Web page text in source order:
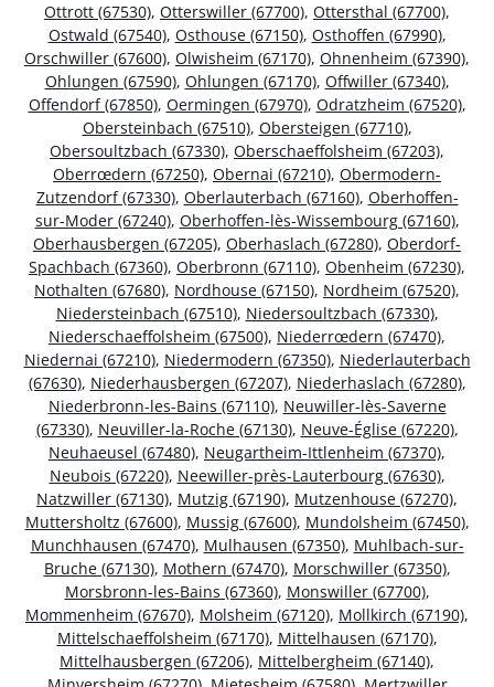
Ottrott (67530), Otterswiller (67700), Ottersthal (67700),
Ostwald (67540), Osthouse (67150), Osthoffen (67990),
Orschwiller (67600), Olwisheim (67170), Ohnenheim (67390),
Ohlungen (67590), Ohlungen (67170), Offwiller (67340),
Offendorf (67850), Oermingen (67970), Odratzheim (67520),
Obersteinbach (67510), Obersteigen (67710),
Obersoultzbach (67330), Oberschaeffolsheim (67203),
Oberrœdern (67250), Obernai (67210), Obermodern-
Zutzendorf (67330), Oberlauterbach (67160), Oberhoffen-
sur-Moder (67240), Oberhoffen-lès-Wissembourg (67160),
Oberhausbergen (67205), Oberhaslach (67280), Oberdorf-
Spachbach (67360), Oberbronn (67110), Obenheim (67230),
Nothalten (67680), Nordhouse (67150), Nordheim (67520),
Niedersteinbach (67510), Niedersoultzbach (67330),
Niederschaeffolsheim (67500), Niederrœdern (67470),
Niedernai (67210), Niedermodern (67350), Niederlauterbach
(67630), Niederhausbergen (67207), Niederhaslach (67280),
Niederbronn-les-Bains (67110), Neuwiller-lès-Saverne
(67330), Neuviller-la-Roche (67130), Neuve-Église (67220),
Neuhaeusel (67480), Neugartheim-Ittlenheim (67370),
Neubois (67220), Neewiller-près-Lauterbourg (67630),
Natzwiller (67130), Mutzig (67190), Mutzenhouse (67270),
Muttersholtz (67600), Mussig (67600), Mundolsheim (67450),
Munchhausen (67470), Mulhausen (67350), Muhlbach-sur-
Bruche (67130), Mothern (67470), Morschwiller (67350),
Morsbronn-les-Bains (67360), Monswiller (67700),
Mommenheim (67670), Molsheim (67120), Mollkirch (67190),
Mittelschaeffolsheim (67170), Mittelhausen (67170),
Mittelhausbergen (67206), Mittelbergheim (67140),